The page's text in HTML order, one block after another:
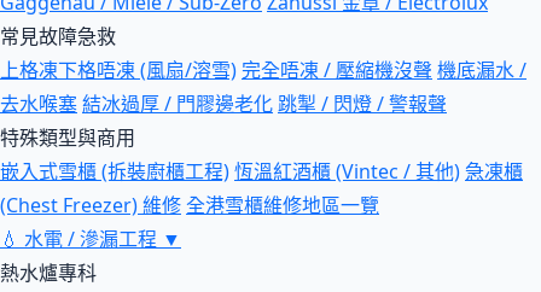
常見故障急救
上格凍下格唔凍 (風扇/溶雪)完全唔凍 / 壓縮機沒聲 機底漏水 /
去水喉塞結冰過厚 / 門膠邊老化跳掣 / 閃燈 / 警報聲
特殊類型與商用
嵌入式雪櫃 (拆裝廚櫃工程)恆溫紅酒櫃 (Vintec / 其他)急凍櫃
(Chest Freezer) 維修全港雪櫃維修地區一覽
💧 水電 / 滲漏工程 ▼
熱水爐專科